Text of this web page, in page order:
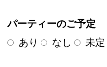
パーティーのご予定
あり
なし 未定